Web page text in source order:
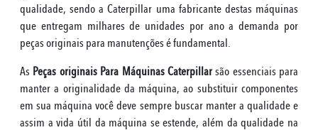
qualidade, sendo a Caterpillar uma fabricante destas máquinas
que entregam milhares de unidades por ano a demanda por
peças originais para manutenções é fundamental.
As Peças originais Para Máquinas Caterpillarsão essenciais para
manter a originalidade da máquina, ao substituir componentes
em sua máquina você deve sempre buscar manter a qualidade e
assim a vida útil da máquina se estende, além da qualidade na